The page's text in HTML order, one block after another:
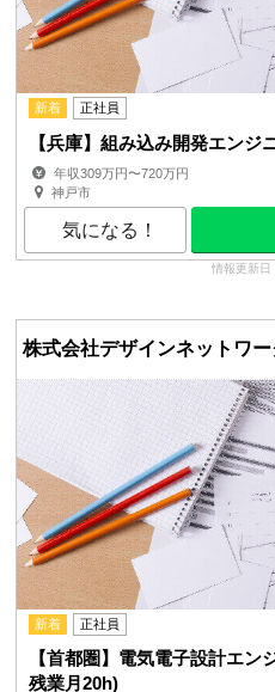
新着 正社員
【兵庫】組み込み開発エンジ
年収309万円〜720万円
神戸市
気になる！
情報更新
株式会社デザインネットワー
新着 正社員
【首都圏】電気電子設計エ
残業月20h)